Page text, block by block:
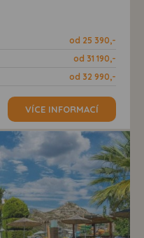
od 25 390,-
od 31 190,-
od 32 990,-
VÍCE INFORMACÍ